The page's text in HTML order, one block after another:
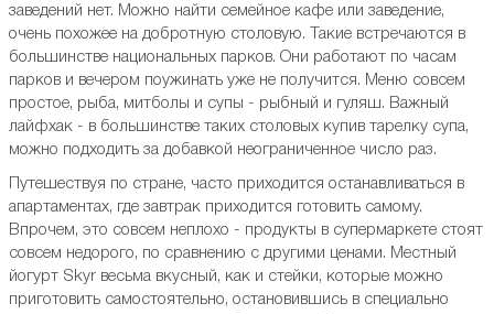
заведений нет. Можно найти семейное кафе или заведение,
очень похожее на добротную столовую. Такие встречаются в
большинстве национальных парков. Они работают по часам
парков и вечером поужинать уже не получится. Меню совсем
простое, рыба, митболы и супы - рыбный и гуляш. Важный
лайфхак - в большинстве таких столовых купив тарелку супа,
можно подходить за добавкой неограниченное число раз.
Путешествуя по стране, часто приходится останавливаться в
апартаментах, где завтрак приходится готовить самому.
Впрочем, это совсем неплохо - продукты в супермаркете стоят
совсем недорого, по сравнению с другими ценами. Местный
йогурт Skyr весьма вкусный, как и стейки, которые можно
приготовить самостоятельно, остановившись в специально